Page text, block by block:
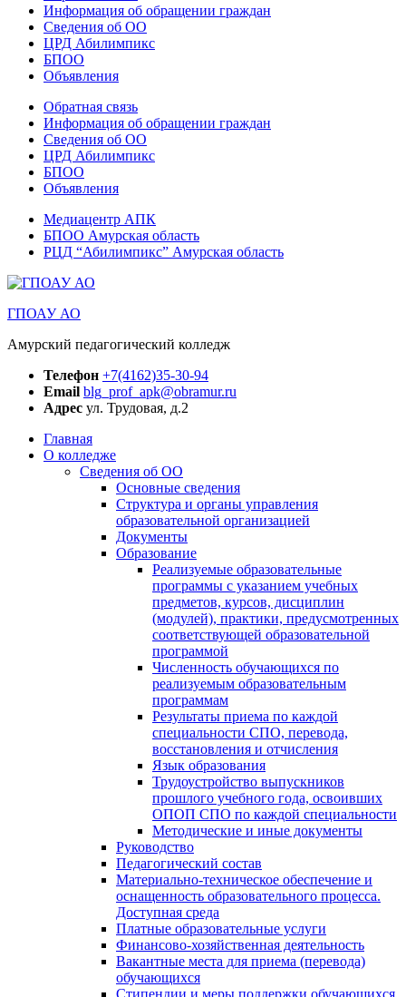
Информация об обращении граждан
Сведения об ОО
ЦРД Абилимпикс
БПОО
Объявления
Обратная связь
Информация об обращении граждан
Сведения об ОО
ЦРД Абилимпикс
БПОО
Объявления
Медиацентр АПК
БПОО Амурская область
РЦД “Абилимпикс” Амурская область
ГПОАУ АО
Амурский педагогический колледж
Телефон +7(4162)35-30-94
Email blg_prof_apk@obramur.ru
Адрес ул. Трудовая, д.2
Главная
О колледже
Сведения об ОО
Основные сведения
Структура и органы управления
образовательной организацией
Документы
Образование
Реализуемые образовательные
программы с указанием учебных
предметов, курсов, дисциплин
(модулей), практики, предусмотренных
соответствующей образовательной
программой
Численность обучающихся по
реализуемым образовательным
программам
Результаты приема по каждой
специальности СПО, перевода,
восстановления и отчисления
Язык образования
Трудоустройство выпускников
прошлого учебного года, освоивших
ОПОП СПО по каждой специальности
Методические и иные документы
Руководство
Педагогический состав
Материально-техническое обеспечение и
оснащенность образовательного процесса.
Доступная среда
Платные образовательные услуги
Финансово-хозяйственная деятельность
Вакантные места для приема (перевода)
обучающихся
Стипендии и меры поддержки обучающихся